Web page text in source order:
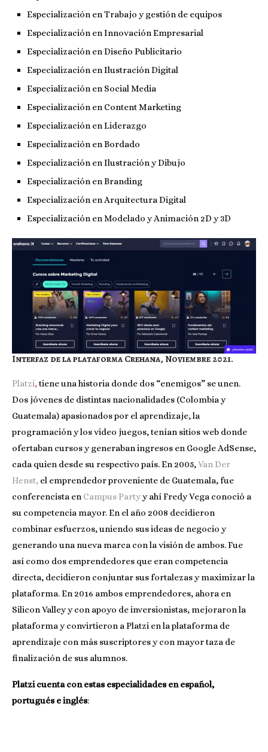
Especialización en Trabajo y gestión de equipos
Especialización en Innovación Empresarial
Especialización en Diseño Publicitario
Especialización en Ilustración Digital
Especialización en Social Media
Especialización en Content Marketing
Especialización en Liderazgo
Especialización en Bordado
Especialización en Ilustración y Dibujo
Especialización en Branding
Especialización en Arquitectura Digital
Especialización en Modelado y Animación 2D y 3D
Interfaz de la plataforma Crehana, Noviembre 2021.
Platzi,tiene una historia donde dos “enemigos” se unen.
Dos jóvenes de distintas nacionalidades (Colombia y
Guatemala) apasionados por el aprendizaje, la
programación y los video juegos, tenían sitios web donde
ofertaban cursos y generaban ingresos en Google AdSense,
cada quien desde su respectivo país. En 2005,Van Der
Henst, el emprendedor proveniente de Guatemala, fue
conferencista en Campus Partyy ahí Fredy Vega conoció a
su competencia mayor. En el año 2008 decidieron
combinar esfuerzos, uniendo sus ideas de negocio y
generando una nueva marca con la visión de ambos. Fue
así como dos emprendedores que eran competencia
directa, decidieron conjuntar sus fortalezas y maximizar la
plataforma. En 2016 ambos emprendedores, ahora en
Silicon Valley y con apoyo de inversionistas, mejoraron la
plataforma y convirtieron a Platzi en la plataforma de
aprendizaje con más suscriptores y con mayor taza de
finalización de sus alumnos.
Platzi cuenta con estas especialidades en español,
portugués e inglés: